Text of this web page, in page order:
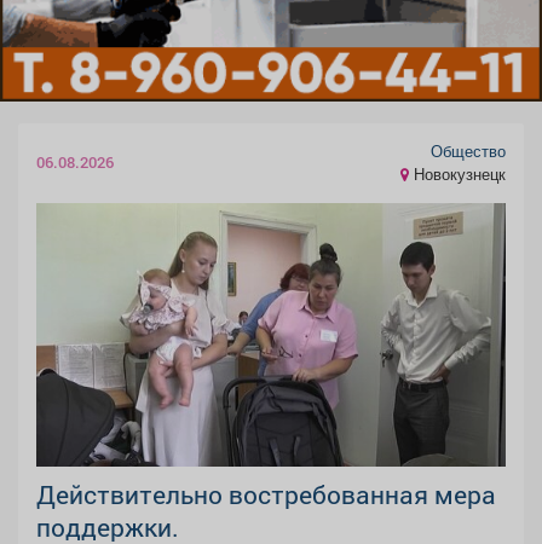
06.08.2026
Общество
Новокузнецк
Действительно востребованная мера
поддержки.